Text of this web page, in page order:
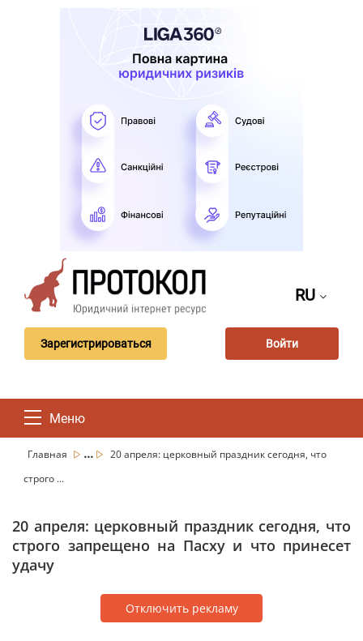
RU
Зарегистрироваться Войти
Меню
Главная ...
20 апреля: церковный праздник сегодня, что
строго ...
20 апреля: церковный праздник сегодня, что
строго запрещено на Пасху и что принесет
удачу
Отключить рекламу